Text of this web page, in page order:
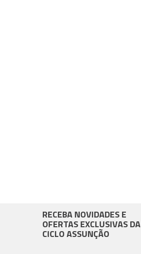
RECEBA NOVIDADES E
OFERTAS EXCLUSIVAS DA
CICLO ASSUNÇÃO